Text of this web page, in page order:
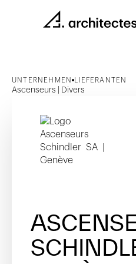
UNTERNEHMEN LIEFERANTEN
Ascenseurs | Divers